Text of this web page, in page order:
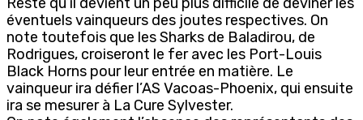
éventuels vainqueurs des joutes respectives. On
note toutefois que les Sharks de Baladirou, de
Rodrigues, croiseront le fer avec les Port-Louis
Black Horns pour leur entrée en matière. Le
vainqueur ira défier l’AS Vacoas-Phoenix, qui ensuite
ira se mesurer à La Cure Sylvester.